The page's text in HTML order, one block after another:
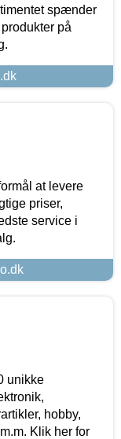
spænder
på
at levere
priser,
service i
unikke
hobby,
Klik her for